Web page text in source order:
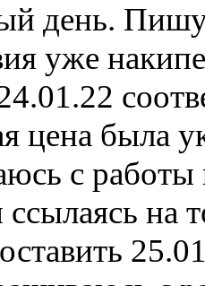
день. Пишу
уже
цена была
с
на